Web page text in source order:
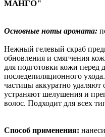
МАНГО"
Основные ноты аромата:
Нежный гелевый скраб
обновления и смягчения
для подготовки кожи перед
последепиляционного
частицы аккуратно
устраняют шелушения и
волос. Подходит для всех
Способ применения: